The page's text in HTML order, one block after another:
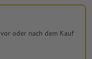
oder nach dem Kauf